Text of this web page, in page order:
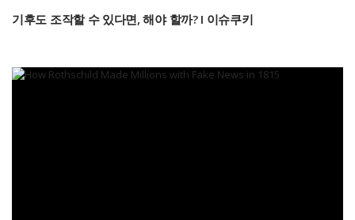
기후도 조작할 수 있다면, 해야 할까? I 이슈쿠키